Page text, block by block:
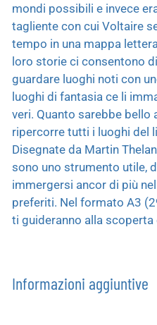
mondi possibili e invece
tagliente con cui Voltaire
tempo in una mappa
loro storie ci consentono
guardare luoghi noti con
luoghi di fantasia ce li
veri. Quanto sarebbe bello
ripercorre tutti i luoghi del
Disegnate da Martin
sono uno strumento utile,
immergersi ancor di più
preferiti. Nel formato A3
ti guideranno alla
Informazioni aggiuntive